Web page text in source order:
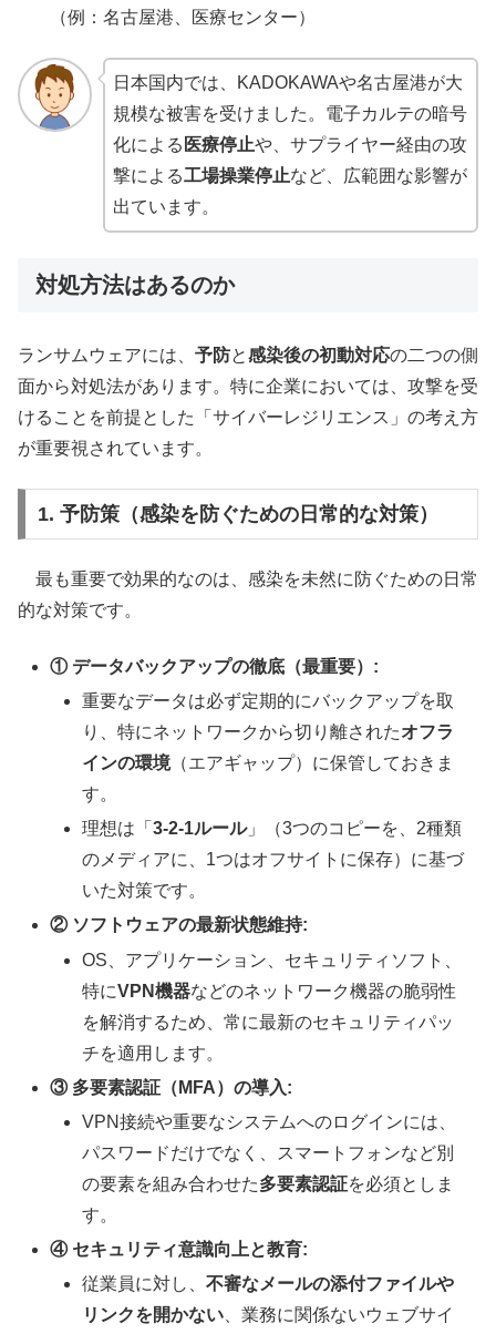
（例：名古屋港、医療センター）
日本国内では、KADOKAWAや名古屋港が大
規模な被害を受けました。電子カルテの暗号
化による 医療停止や、サプライヤー経由の攻
撃による工場操業停止など、広範囲な影響が
出ています。
対処方法はあるのか
ランサムウェアには、 予防と感染後の初動対応の二つの側
面から対処法があります。特に企業においては、攻撃を受
けることを前提とした「サイバーレジリエンス」の考え方
が重要視されています。
1. 予防策（感染を防ぐための日常的な対策）
最も重要で効果的なのは、感染を未然に防ぐための日常
的な対策です。
① データバックアップの徹底（最重要）:
重要なデータは必ず定期的にバックアップを取
り、特にネットワークから切り離されたオフラ
インの環境（エアギャップ）に保管しておきま
す。
理想は「3-2-1ルール」（3つのコピーを、2種類
のメディアに、1つはオフサイトに保存）に基づ
いた対策です。
② ソフトウェアの最新状態維持:
OS、アプリケーション、セキュリティソフト、
特にVPN機器などのネットワーク機器の脆弱性
を解消するため、常に最新のセキュリティパッ
チを適用します。
③ 多要素認証（MFA）の導入:
VPN接続や重要なシステムへのログインには、
パスワードだけでなく、スマートフォンなど別
の要素を組み合わせた多要素認証を必須としま
す。
④ セキュリティ意識向上と教育:
従業員に対し、不審なメールの添付ファイルや
リンクを開かない 、業務に関係ないウェブサイ